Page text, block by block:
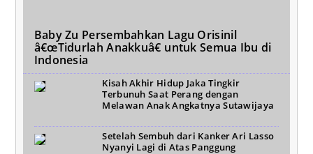
Baby Zu Persembahkan Lagu Orisinil
â€œTidurlah Anakkuâ€ untuk Semua Ibu di
Indonesia
Kisah Akhir Hidup Jaka Tingkir
Terbunuh Saat Perang dengan
Melawan Anak Angkatnya Sutawijaya
Setelah Sembuh dari Kanker Ari Lasso
Nyanyi Lagi di Atas Panggung